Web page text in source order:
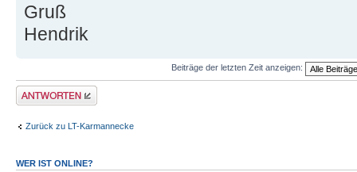
Gruß
Hendrik
Beiträge der letzten Zeit anzeigen:
Antwort erstellen
Zurück zu LT-Karmannecke
WER IST ONLINE?